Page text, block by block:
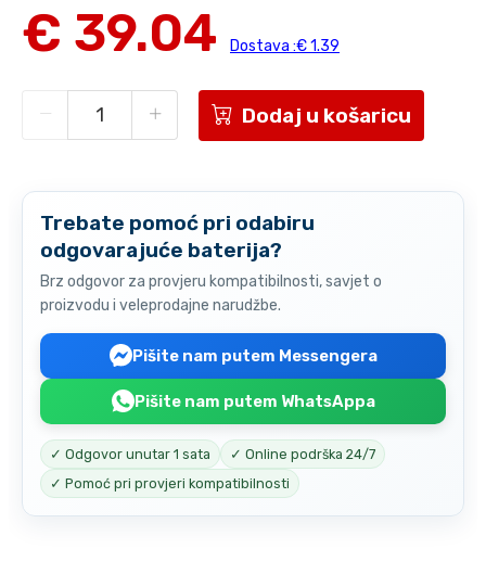
€ 39.04 Dostava :€ 1.39
Dodaj u košaricu
Trebate pomoć pri odabiru
odgovarajuće baterija?
Brz odgovor za provjeru kompatibilnosti, savjet o
proizvodu i veleprodajne narudžbe.
Pišite nam putem Messengera
Pišite nam putem WhatsAppa
✓ Odgovor unutar 1 sata
✓ Online podrška 24/7
✓ Pomoć pri provjeri kompatibilnosti